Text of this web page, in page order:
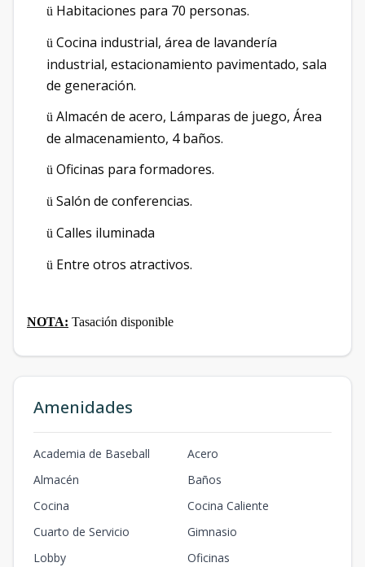
ü Habitaciones para 70 personas.
ü Cocina industrial, área de lavandería
industrial, estacionamiento pavimentado, sala
de generación.
ü Almacén de acero, Lámparas de juego, Área
de almacenamiento, 4 baños.
ü Oficinas para formadores.
ü Salón de conferencias.
ü Calles iluminada
ü Entre otros atractivos.
NOTA: Tasación disponible
Amenidades
Academia de Baseball
Acero
Almacén
Baños
Cocina
Cocina Caliente
Cuarto de Servicio
Gimnasio
Lobby
Oficinas